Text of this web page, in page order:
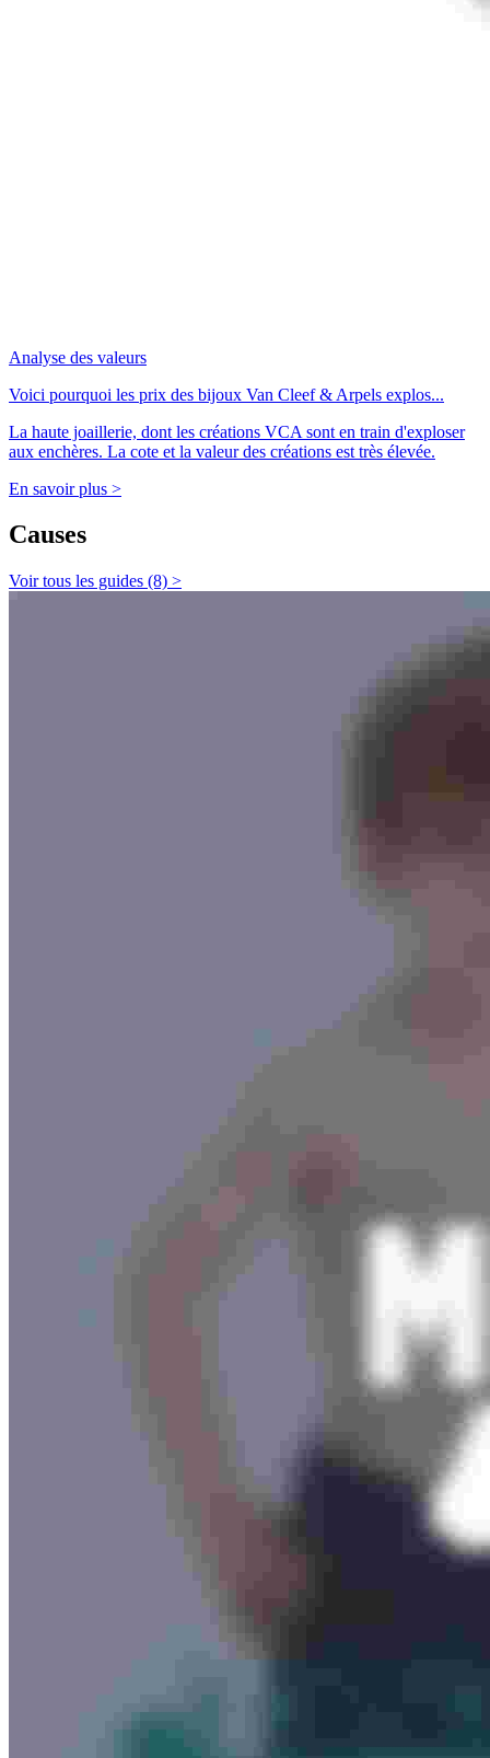
Analyse des valeurs
Voici pourquoi les prix des bijoux Van Cleef & Arpels explos...
La haute joaillerie, dont les créations VCA sont en train d'exploser
aux enchères. La cote et la valeur des créations est très élevée.
En savoir plus >
Causes
Voir tous les guides (8) >